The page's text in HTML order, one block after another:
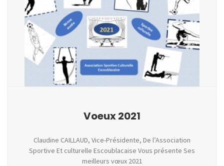
Voeux 2021
Claudine CAILLAUD, Vice-Présidente, De l’Association
Sportive Et culturelle Escoublacaise Vous présente Ses
meilleurs vœux 2021